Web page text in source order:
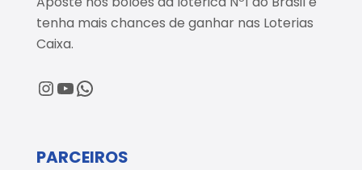
tenha mais chances de ganhar nas Loterias
Caixa.
@loteriaaldeota
@loteriaaldeota
Central de Atendimento
PARCEIROS